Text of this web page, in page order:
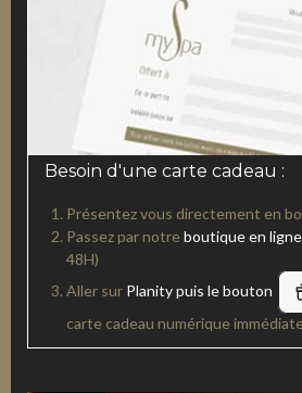
Besoin d'une carte cadeau :
Présentez vous directement en
Passez par notre boutique en ligne
48H)
Aller sur Planity puis le bouton
carte cadeau numérique immédiate